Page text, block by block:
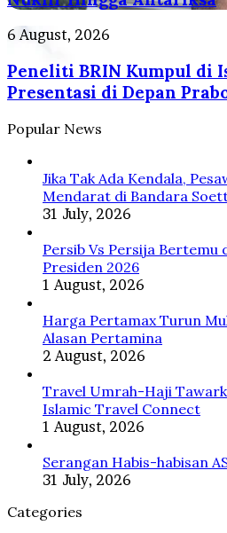
Pelestarian
Tapanuli
Prabowo,
Bawa
Riset
Nuklir
Hingga
Antariksa
Peneliti
Kumpul
di
Istana,
Akan
Presentasi
Depan
Prabowo
6 August, 2026
Peneliti BRIN Kumpul di
Presentasi di Depan
Popular News
Jika Tak Ada Kendala,
Mendarat di Bandara
31 July, 2026
Persib Vs Persija Bertemu
Presiden 2026
1 August, 2026
Harga Pertamax Turun
Alasan Pertamina
2 August, 2026
Travel Umrah-Haji
Islamic Travel Connect
1 August, 2026
Serangan Habis-habisan
31 July, 2026
Categories